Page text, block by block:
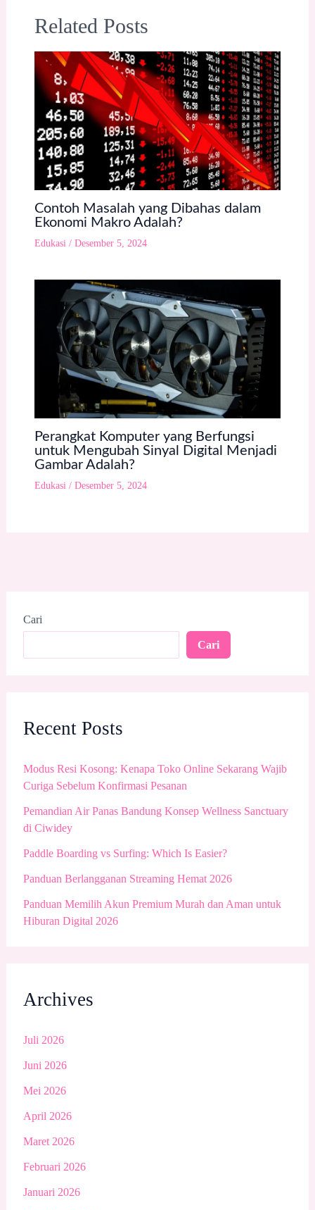
Cari
Cari
Recent Posts
Modus Resi Kosong: Kenapa Toko Online Sekarang Wajib
Curiga Sebelum Konfirmasi Pesanan
Pemandian Air Panas Bandung Konsep Wellness Sanctuary
di Ciwidey
Paddle Boarding vs Surfing: Which Is Easier?
Panduan Berlangganan Streaming Hemat 2026
Panduan Memilih Akun Premium Murah dan Aman untuk
Hiburan Digital 2026
Archives
Juli 2026
Juni 2026
Mei 2026
April 2026
Maret 2026
Februari 2026
Januari 2026
Related Posts
Contoh Masalah yang Dibahas dalam
Ekonomi Makro Adalah?
Edukasi/ Desember 5, 2024
Perangkat Komputer yang Berfungsi
untuk Mengubah Sinyal Digital Menjadi
Gambar Adalah?
Edukasi/ Desember 5, 2024